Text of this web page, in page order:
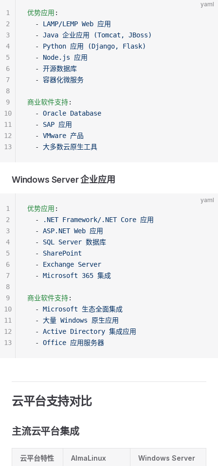
yaml
优势应用 :
  -
LAMP/LEMP Web 应用
  -
Java 企业应用 (Tomcat, JBoss)
  -
Python 应用 (Django, Flask)
  -
Node.js 应用
  -
开源数据库
  -
容器化微服务
商业软件支持:
  -
Oracle Database
  -
SAP 应用
  -
VMware 产品
  -
大多数云原生工具
1
2
3
4
5
6
7
8
9
10
11
12
13
Windows Server 企业应用
yaml
优势应用 :
  -
.NET Framework/.NET Core 应用
  -
ASP.NET Web 应用
  -
SQL Server 数据库
  -
SharePoint
  -
Exchange Server
  -
Microsoft 365 集成
商业软件支持:
  -
Microsoft 生态全面集成
  -
大量 Windows 原生应用
  -
Active Directory 集成应用
  -
Office 应用服务器
1
2
3
4
5
6
7
8
9
10
11
12
13
云平台支持对比
主流云平台集成
云平台特性 AlmaLinux Windows Server